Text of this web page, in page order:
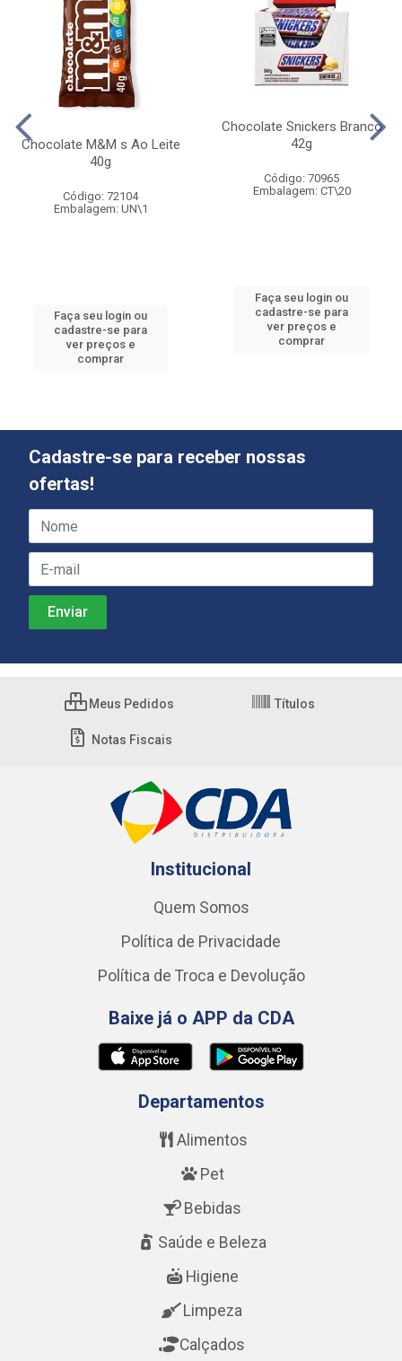
Chocolate M&M s Ao Leite
40g
Código: 72104
Embalagem: UN\1
Faça seu login ou
cadastre-se para
ver preços e
comprar
Chocolate Snickers Branco
42g
Código: 70965
Embalagem: CT\20
Faça seu login ou
cadastre-se para
ver preços e
comprar
Cadastre-se para receber nossas
ofertas!
Meus Pedidos Títulos
Notas Fiscais
Institucional
Quem Somos
Política de Privacidade
Política de Troca e Devolução
Baixe já o APP da CDA
Departamentos
Alimentos
Pet
Bebidas
Saúde e Beleza
Higiene
Limpeza
Calçados